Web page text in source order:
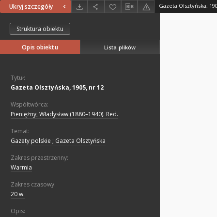
Ukryj szczegóły Gazeta Olsztyńska,
Struktura obiektu
Opis obiektu Lista plików
Tytuł:
Gazeta Olsztyńska, 1905, nr 12
Współtwórca:
Pieniężny, Władysław (1880–1940). Red.
Temat:
Gazety polskie ; Gazeta Olsztyńska
Zakres przestrzenny:
Warmia
Zakres czasowy:
20 w.
Opis: